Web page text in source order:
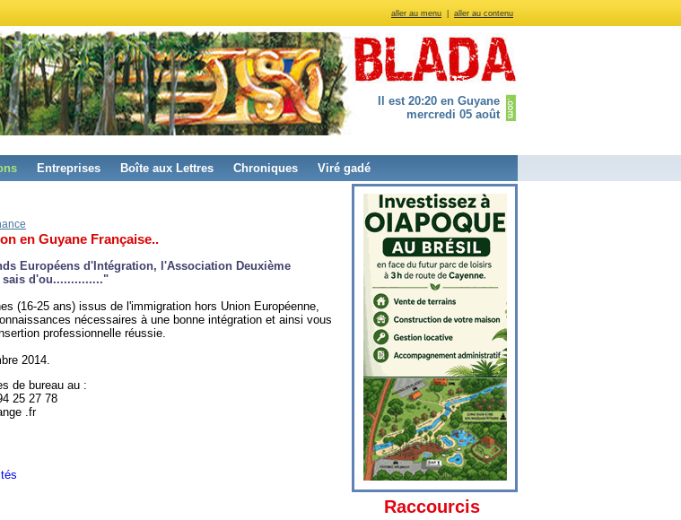
aller au menu aller au contenu
Il est 20:20 en Guyane
mercredi 05 août
Entreprises Boîte aux Lettres Chroniques Viré gadé
en Guyane Française..
Européens d'Intégration, l'Association Deuxième
sais d'ou.............."
(16-25 ans) issus de l'immigration hors Union Européenne,
nécessaires à une bonne intégration et ainsi vous
professionnelle réussie.
2014.
de bureau au :
25 27 78
.fr
Raccourcis